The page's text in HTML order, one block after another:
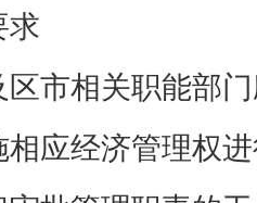
相关职能部门
应经济管理权